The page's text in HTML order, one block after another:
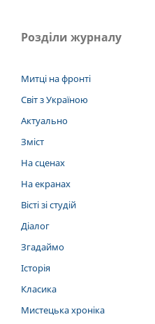
Розділи журналу
Митці на фронті
Світ з Україною
Актуально
Зміст
На сценах
На екранах
Вісті зі студій
Діалог
Згадаймо
Історія
Класика
Мистецька хроніка